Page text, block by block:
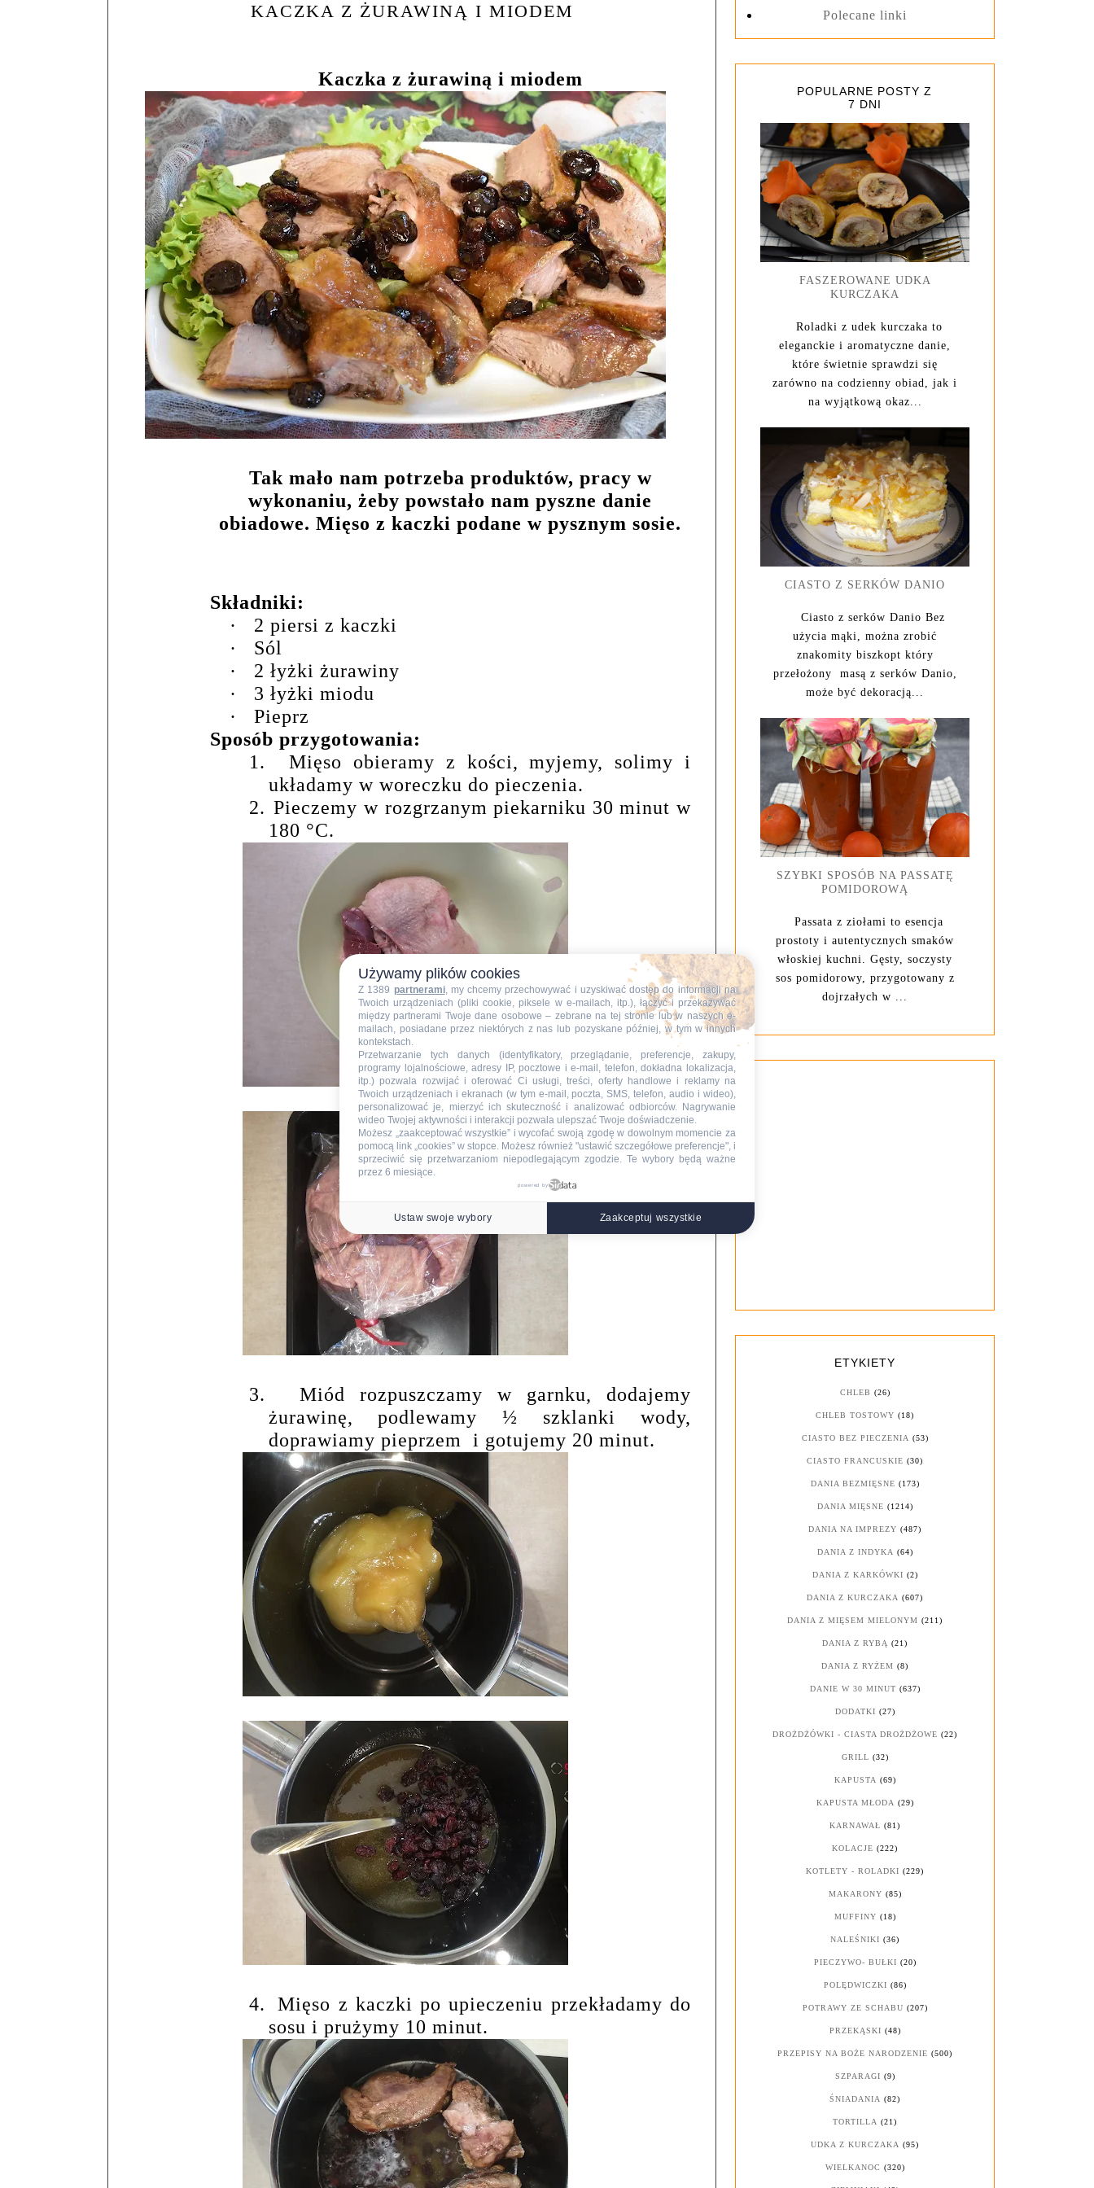
KACZKA Z ŻURAWINĄ I MIODEM
Kaczka z żurawiną i miodem
Tak mało nam potrzeba produktów, pracy w
wykonaniu, żeby powstało nam pyszne danie
obiadowe. Mięso z kaczki podane w pysznym sosie.
Składniki:
·
2 piersi z kaczki
·
Sól
·
2 łyżki żurawiny
·
3 łyżki miodu
·
Pieprz
Sposób przygotowania:
1.
Mięso obieramy z kości, myjemy, solimy i
układamy w woreczku do pieczenia.
2. Pieczemy w rozgrzanym piekarniku 30 minut w
180 °C.
3.
Miód rozpuszczamy w garnku, dodajemy
żurawinę, podlewamy ½ szklanki wody,
doprawiamy pieprzem
i gotujemy 20 minut.
4.
Mięso z kaczki po upieczeniu przekładamy do
sosu i prużymy 10 minut.
Polecane linki
POPULARNE POSTY Z
7 DNI
FASZEROWANE UDKA
KURCZAKA
Roladki z udek kurczaka to
eleganckie i aromatyczne danie,
które świetnie sprawdzi się
zarówno na codzienny obiad, jak i
na wyjątkową okaz...
CIASTO Z SERKÓW DANIO
Ciasto z serków Danio Bez
użycia mąki, można zrobić
znakomity biszkopt który
przełożony masą z serków Danio,
może być dekoracją...
SZYBKI SPOSÓB NA PASSATĘ
POMIDOROWĄ
Passata z ziołami to esencja
prostoty i autentycznych smaków
włoskiej kuchni. Gęsty, soczysty
sos pomidorowy, przygotowany z
dojrzałych w ...
ETYKIETY
CHLEB (26)
CHLEB TOSTOWY (18)
CIASTO BEZ PIECZENIA (53)
CIASTO FRANCUSKIE (30)
DANIA BEZMIĘSNE (173)
DANIA MIĘSNE (1214)
DANIA NA IMPREZY (487)
DANIA Z INDYKA (64)
DANIA Z KARKÓWKI (2)
DANIA Z KURCZAKA (607)
DANIA Z MIĘSEM MIELONYM (211)
DANIA Z RYBĄ (21)
DANIA Z RYŻEM (8)
DANIE W 30 MINUT (637)
DODATKI (27)
DROŻDŻÓWKI - CIASTA DROŻDŻOWE (22)
GRILL (32)
KAPUSTA (69)
KAPUSTA MŁODA (29)
KARNAWAŁ (81)
KOLACJE (222)
KOTLETY - ROLADKI (229)
MAKARONY (85)
MUFFINY (18)
NALEŚNIKI (36)
PIECZYWO- BUŁKI (20)
POLĘDWICZKI (86)
POTRAWY ZE SCHABU (207)
PRZEKĄSKI (48)
PRZEPISY NA BOŻE NARODZENIE (500)
SZPARAGI (9)
ŚNIADANIA (82)
TORTILLA (21)
UDKA Z KURCZAKA (95)
WIELKANOC (320)
Używamy plików cookies
Z 1389 partnerami, my chcemy przechowywać i uzyskiwać dostęp do informacji na
Twoich urządzeniach (pliki cookie, piksele w e-mailach, itp.), łączyć i przekazywać
między partnerami Twoje dane osobowe – zebrane na tej stronie lub w naszych e-
mailach, posiadane przez niektórych z nas lub pozyskane później, w tym w innych
kontekstach.
Przetwarzanie tych danych (identyfikatory, przeglądanie, preferencje, zakupy,
programy lojalnościowe, adresy IP, pocztowe i e-mail, telefon, dokładna lokalizacja,
itp.) pozwala rozwijać i oferować Ci usługi, treści, oferty handlowe i reklamy na
Twoich urządzeniach i ekranach (w tym e-mail, poczta, SMS, telefon, audio i wideo),
personalizować je, mierzyć ich skuteczność i analizować odbiorców. Nagrywanie
wideo Twojej aktywności i interakcji pozwala ulepszać Twoje doświadczenie.
Możesz „zaakceptować wszystkie” i wycofać swoją zgodę w dowolnym momencie za
pomocą link „cookies” w stopce. Możesz również "ustawić szczegółowe preferencje", i
sprzeciwić się przetwarzaniom niepodlegającym zgodzie. Te wybory będą ważne
przez 6 miesiące.
powered by
Ustaw swoje wybory Zaakceptuj wszystkie